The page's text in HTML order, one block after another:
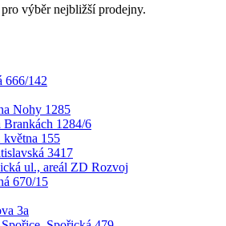
výběr nejbližší prodejny.
666/142
Nohy 1285
1284/6
155
3417
ul., areál ZD Rozvoj
670/15
3a